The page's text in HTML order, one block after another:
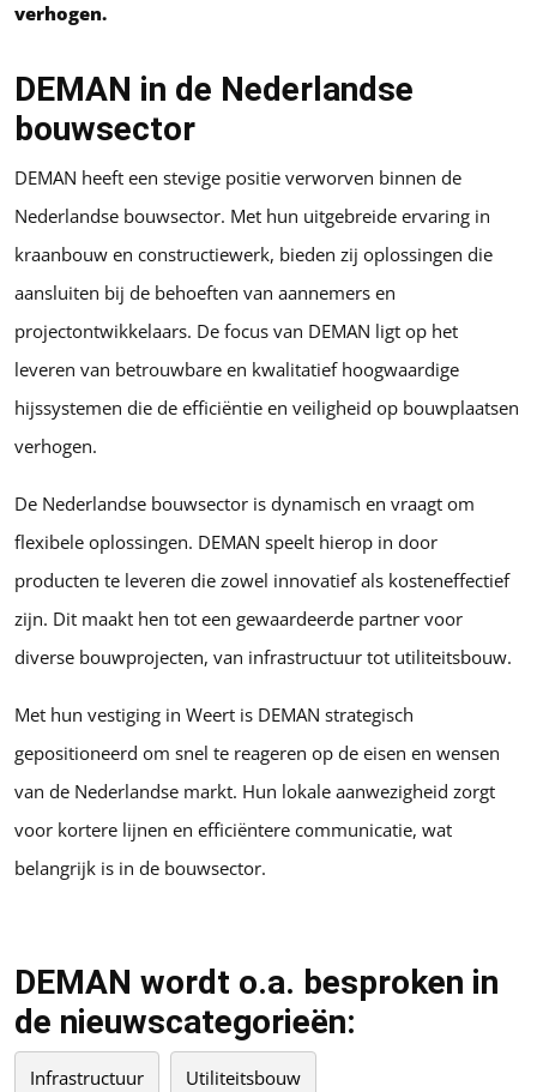
verhogen.
DEMAN in de Nederlandse
bouwsector
DEMAN heeft een stevige positie verworven binnen de
Nederlandse bouwsector. Met hun uitgebreide ervaring in
kraanbouw en constructiewerk, bieden zij oplossingen die
aansluiten bij de behoeften van aannemers en
projectontwikkelaars. De focus van DEMAN ligt op het
leveren van betrouwbare en kwalitatief hoogwaardige
hijssystemen die de efficiëntie en veiligheid op bouwplaatsen
verhogen.
De Nederlandse bouwsector is dynamisch en vraagt om
flexibele oplossingen. DEMAN speelt hierop in door
producten te leveren die zowel innovatief als kosteneffectief
zijn. Dit maakt hen tot een gewaardeerde partner voor
diverse bouwprojecten, van infrastructuur tot utiliteitsbouw.
Met hun vestiging in Weert is DEMAN strategisch
gepositioneerd om snel te reageren op de eisen en wensen
van de Nederlandse markt. Hun lokale aanwezigheid zorgt
voor kortere lijnen en efficiëntere communicatie, wat
belangrijk is in de bouwsector.
DEMAN wordt o.a. besproken in
de nieuwscategorieën:
Infrastructuur Utiliteitsbouw